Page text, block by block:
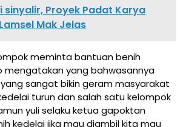
sinyalir, Proyek Padat Karya
Mak Jelas
meminta bantuan benih
mengatakan yang bahwasannya
sangat bikin geram masyarakat
turun dan salah satu kelompok
yuli selaku ketua gapoktan
kedelai jika mau diambil kita mau